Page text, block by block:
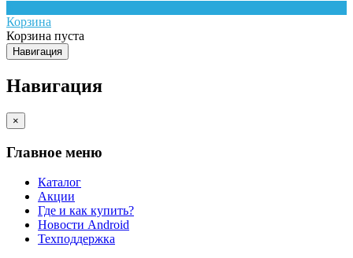
Корзина
Корзина пуста
Навигация
Навигация
×
Главное меню
Каталог
Акции
Где и как купить?
Новости Android
Техподдержка